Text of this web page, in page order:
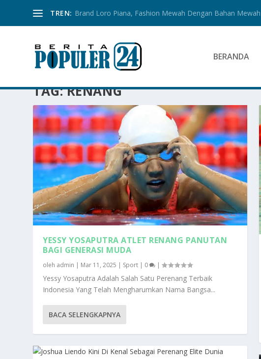
TREN: Brand Loro Piana, Fashion Mewah Dengan Bahan Mewah
BERANDA
TAG:RENANG
YESSY YOSAPUTRA ATLET RENANG PANUTAN
BAGI GENERASI MUDA
oleh admin | Mar 11, 2025 | Sport | 0 |
Yessy Yosaputra Adalah Salah Satu Perenang Terbaik
Indonesia Yang Telah Mengharumkan Nama Bangsa...
BACA SELENGKAPNYA